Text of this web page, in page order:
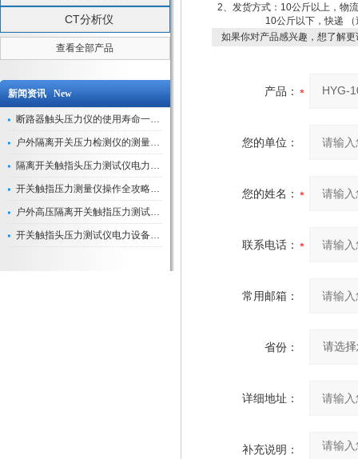
CT分析仪
查看全部产品
新闻资讯 New
断路器触头压力仪的使用寿命一般是多久？
户外隔离开关压力检测仪的测量数据如何与GIS系统对接实现智能化运维？
隔离开关触指头压力测试仪电力系统安全运行的“定海神针”
开关触指压力测量仪操作全攻略：从准备到精准测量的实战指南
户外高压隔离开关触指压力测试仪的作用与价值
开关触指头压力测试仪电力设备安全的“隐形守护者”
2、发货方式：10公斤以上，物
10公斤以下，快递 （送
如果你对产品感兴趣，想了解
产品：
您的单位：
您的姓名：
联系电话：
常用邮箱：
省份：
详细地址：
补充说明：